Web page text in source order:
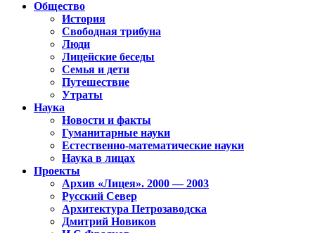
Общество
История
Свободная трибуна
Люди
Лицейские беседы
Семья и дети
Путешествие
Утраты
Наука
Новости и факты
Гуманитарные науки
Естественно-математические науки
Наука в лицах
Проекты
Архив «Лицея». 2000 — 2003
Русский Север
Архитектура Петрозаводска
Дмитрий Новиков